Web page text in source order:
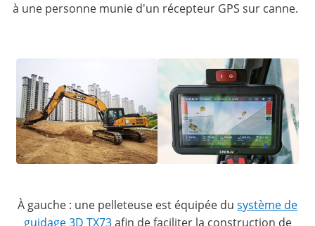
à une personne munie d'un récepteur GPS sur canne.
À gauche : une pelleteuse est équipée du système de
guidage 3D TX73afin de faciliter la construction de